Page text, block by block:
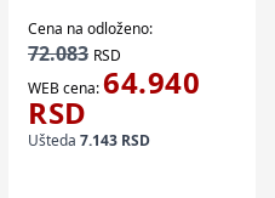
Fury Beast RGB EXPO
Cena na odloženo:
72.083 RSD
WEB cena:64.940
RSD
Ušteda 7.143 RSD